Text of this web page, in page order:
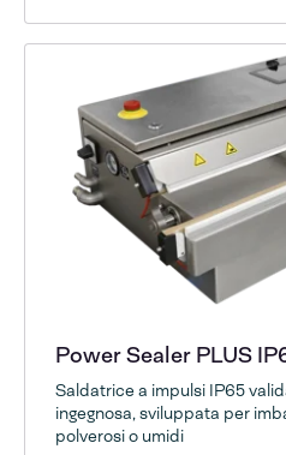
Power Sealer PLUS
Saldatrice a impulsi IP65
ingegnosa, sviluppata per
polverosi o umidi